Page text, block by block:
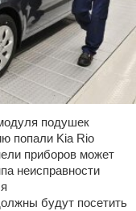
подушек
попали Kia Rio
приборов может
неисправности
будут посетить